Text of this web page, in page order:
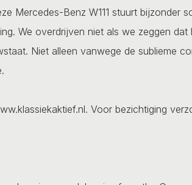
Mercedes-Benz W111 stuurt bijzonder
We overdrijven niet als we zeggen
Niet alleen vanwege de sublieme
Voor bezichtiging